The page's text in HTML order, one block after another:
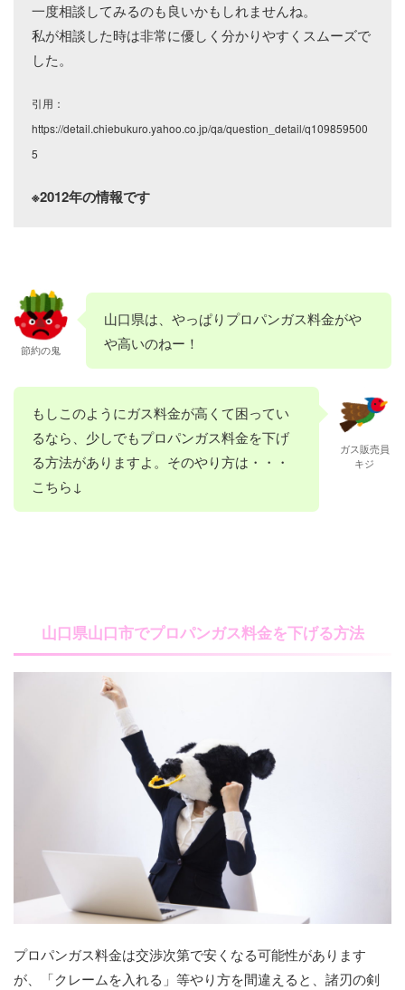
一度相談してみるのも良いかもしれませんね。
私が相談した時は非常に優しく分かりやすくスムーズで
した。
引用：
https://detail.chiebukuro.yahoo.co.jp/qa/question_detail/q109859500
5
※2012年の情報です
節約の鬼
山口県は、やっぱりプロパンガス料金がや
や高いのねー！
もしこのようにガス料金が高くて困ってい
るなら、少しでもプロパンガス料金を下げ
る方法がありますよ。そのやり方は・・・
こちら↓
ガス販売員
キジ
山口県山口市でプロパンガス料金を下げる方法
プロパンガス料金は交渉次第で安くなる可能性があります
が、「クレームを入れる」等やり方を間違えると、諸刃の剣